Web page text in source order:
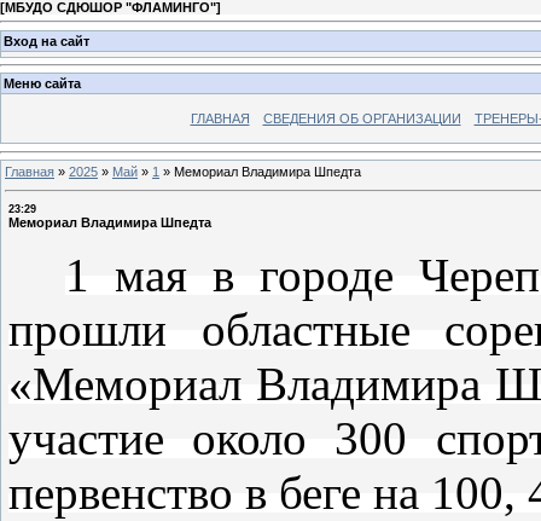
[МБУДО СДЮШОР "ФЛАМИНГО"]
Вход на сайт
Меню сайта
ГЛАВНАЯ СВЕДЕНИЯ ОБ ОРГАНИЗАЦИИ
Главная » 2025 » Май » 1 » Мемориал Владимира Шпедта
23:29
Мемориал Владимира Шпедта
1 мая в городе
прошли областные
«Мемориал Владимира
участие около 300
первенство в беге на